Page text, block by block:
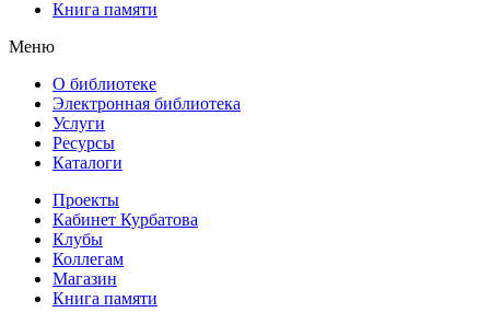
Книга памяти
Меню
О библиотеке
Электронная библиотека
Услуги
Ресурсы
Каталоги
Проекты
Кабинет Курбатова
Клубы
Коллегам
Магазин
Книга памяти